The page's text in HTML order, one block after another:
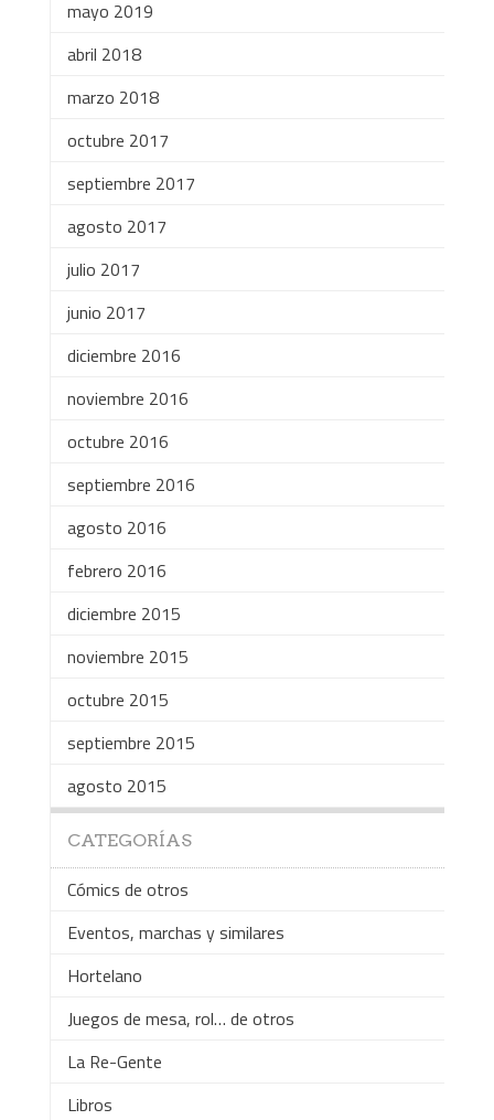
mayo 2019
abril 2018
marzo 2018
octubre 2017
septiembre 2017
agosto 2017
julio 2017
junio 2017
diciembre 2016
noviembre 2016
octubre 2016
septiembre 2016
agosto 2016
febrero 2016
diciembre 2015
noviembre 2015
octubre 2015
septiembre 2015
agosto 2015
CATEGORÍAS
Cómics de otros
Eventos, marchas y similares
Hortelano
Juegos de mesa, rol… de otros
La Re-Gente
Libros